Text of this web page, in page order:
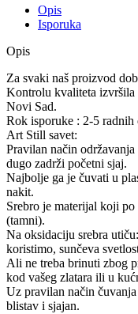
Opis
Isporuka
Opis
Za svaki naš proizvod
Kontrolu kvaliteta izvršila
Novi Sad.
Rok isporuke : 2-5 radnih
Art Still savet:
Pravilan način
dugo zadrži početni sjaj.
Najbolje ga je čuvati u
nakit.
Srebro je materijal koji
(tamni).
Na oksidaciju srebra
koristimo, sunčeva
Ali ne treba brinuti zbog
kod vašeg zlatara ili u
Uz pravilan način
blistav i sjajan.